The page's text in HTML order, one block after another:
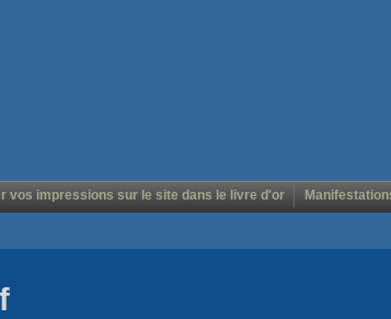
vos impressions sur le site dans le livre d'or